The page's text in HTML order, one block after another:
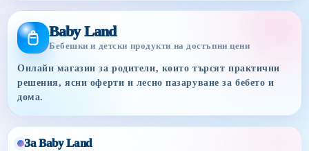
Baby Land
Бебешки и детски продукти на достъпни цени
Онлайн магазин за родители, които търсят практични
решения, ясни оферти и лесно пазаруване за бебето и
дома.
За Baby Land